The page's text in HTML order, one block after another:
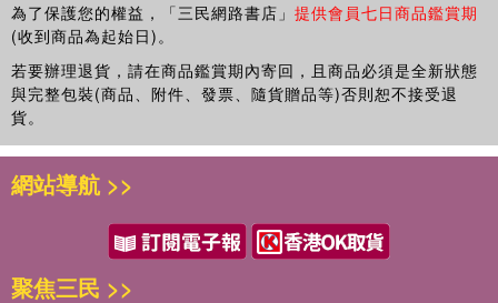
為了保護您的權益，「三民網路書店」 提供會員七日商品鑑賞期
(收到商品為起始日)。
若要辦理退貨，請在商品鑑賞期內寄回，且商品必須是全新狀態
與完整包裝(商品、附件、發票、隨貨贈品等)否則恕不接受退
貨。
網站導航 >>
聚焦三民 >>